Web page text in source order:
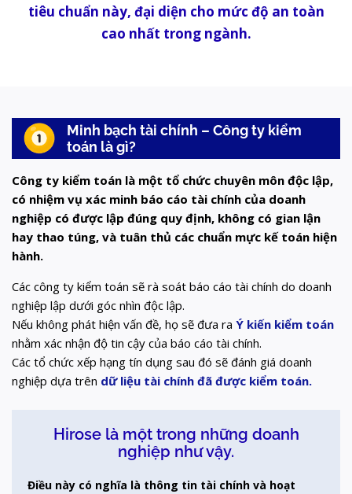
tiêu chuẩn này, đại diện cho mức độ an toàn
cao nhất trong ngành.
Minh bạch tài chính – Công ty kiểm
toán là gì?
Công ty kiểm toán là một tổ chức chuyên môn độc lập,
có nhiệm vụ xác minh báo cáo tài chính của doanh
nghiệp có được lập đúng quy định, không có gian lận
hay thao túng, và tuân thủ các chuẩn mực kế toán hiện
hành.
Các công ty kiểm toán sẽ rà soát báo cáo tài chính do doanh
nghiệp lập dưới góc nhìn độc lập.
Nếu không phát hiện vấn đề, họ sẽ đưa ra Ý kiến kiểm toán
nhằm xác nhận độ tin cậy của báo cáo tài chính.
Các tổ chức xếp hạng tín dụng sau đó sẽ đánh giá doanh
nghiệp dựa trên dữ liệu tài chính đã được kiểm toán.
Hirose là một trong những doanh
nghiệp như vậy.
Điều này có nghĩa là thông tin tài chính và hoạt